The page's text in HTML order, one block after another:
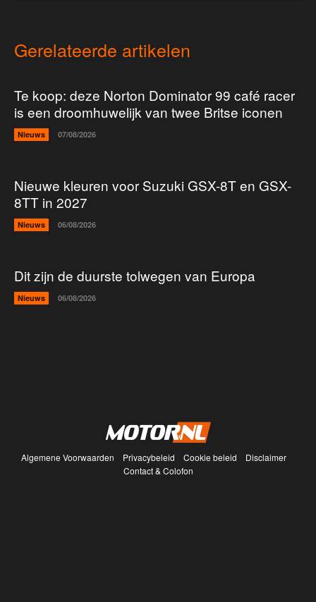
Gerelateerde artikelen
Te koop: deze Norton Dominator 99 café racer
is een droomhuwelijk van twee Britse iconen
Nieuws 07/08/2026
Nieuwe kleuren voor Suzuki GSX-8T en GSX-
8TT in 2027
Nieuws 06/08/2026
Dit zijn de duurste tolwegen van Europa
Nieuws 06/08/2026
Algemene Voorwaarden Privacybeleid Cookie beleid
Disclaimer
Contact & Colofon